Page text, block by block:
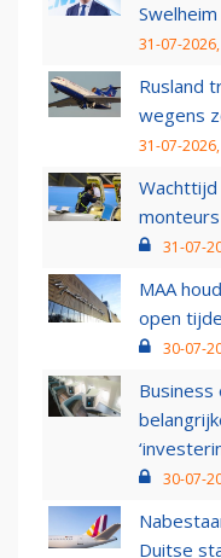
31-07-
Rusland
wegens
31-07-
31-07-
MAA
open
30-07-
Business
30-07-
Duitse